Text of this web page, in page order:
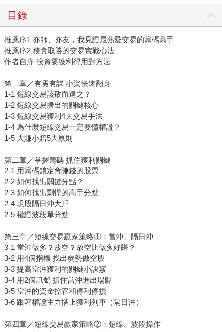
目錄
推薦序1 亦師、亦友，我見證最熱愛交易的籌碼高手
推薦序2 務實取勝的交易實戰心法
作者自序 投資要獲利得用對方法
第一章／有勇有謀 小資快速翻身
1-1 短線交易該敬而遠之？
1-2 短線交易勝出的關鍵核心
1-3 短線交易獲利4大交易手法
1-4 為什麼短線交易一定要懂權證？
1-5 大賺小賠5大原則
第二章／掌握籌碼 抓住獲利關鍵
2-1 用籌碼鎖定會賺錢的股票
2-2 如何找出關鍵分點？
2-3 如何找出剽悍的高手分點
2-4 現股隔日沖大戶
2-5 權證波段單分點
第三章／短線交易贏家策略①：當沖、隔日沖
3-1 當沖做多？放空？放空比做多好賺？
3-2 用4個指標 找出弱勢做空股
3-3 提高當沖獲利的關鍵小訣竅
3-4 用2個訊號 抓住當沖進出場點
3-5 當沖的資金控管和停利停損
3-6 跟著權證主力搭上獲利列車（隔日沖）
第四章／短線交易贏家策略②：短線、波段操作